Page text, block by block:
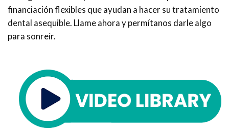
financiación flexibles que ayudan a hacer su tratamiento
dental asequible. Llame ahora y permítanos darle algo
para sonreír.